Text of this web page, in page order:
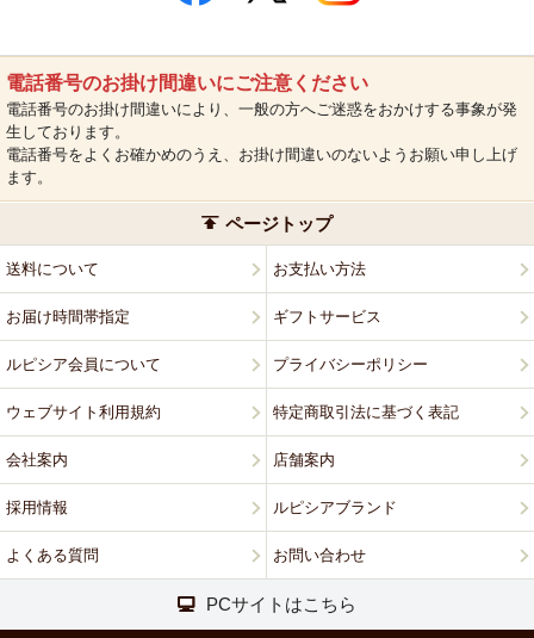
電話番号のお掛け間違いにご注意ください
電話番号のお掛け間違いにより、一般の方へご迷惑をおかけする事象が発
生しております。
電話番号をよくお確かめのうえ、お掛け間違いのないようお願い申し上げ
ます。
ページトップ
送料について お支払い方法
お届け時間帯指定 ギフトサービス
ルピシア会員について プライバシーポリシー
ウェブサイト利用規約 特定商取引法に基づく表記
会社案内 店舗案内
採用情報 ルピシアブランド
よくある質問 お問い合わせ
PCサイトはこちら